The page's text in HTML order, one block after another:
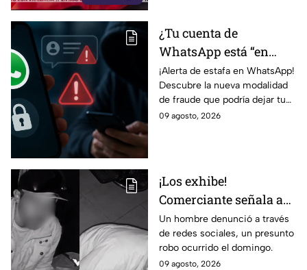
¿Tu cuenta de
WhatsApp está “en
revisión”? Este mensaje
podría dejarte
vulnerable ante
ESTAFAS si no tienes
¡Alerta de estafa en WhatsApp!
Descubre la nueva modalidad
de fraude que podría dejar tu
cuenta vulnerable. ¡No te
09 agosto, 2026
¡Los exhibe!
Comerciante señala a
dos hombres de un
presunto robo a un
negocio en León
Un hombre denunció a través
de redes sociales, un presunto
robo ocurrido el domingo.
09 agosto, 2026